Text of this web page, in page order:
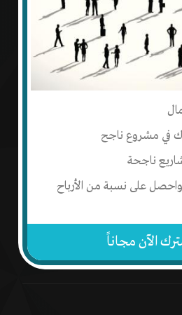
في مشروع ناجح
ناجحة
على نسبة من الأرباح
الآن مجاناً